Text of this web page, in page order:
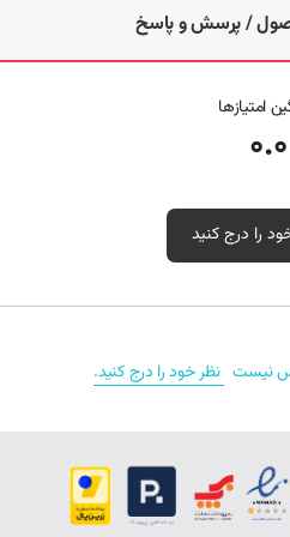
لپ‌تاپ فراهم می‌کنند.
از جمله مدل‌های سازگار می‌توان به
مشخصات این آداپتور مطابقت دهید تا از
این لینک را دنبال کنید.
/ پرسش و پاسخ
امتیازها
0.0
نیست نظر خود را درج کنید.